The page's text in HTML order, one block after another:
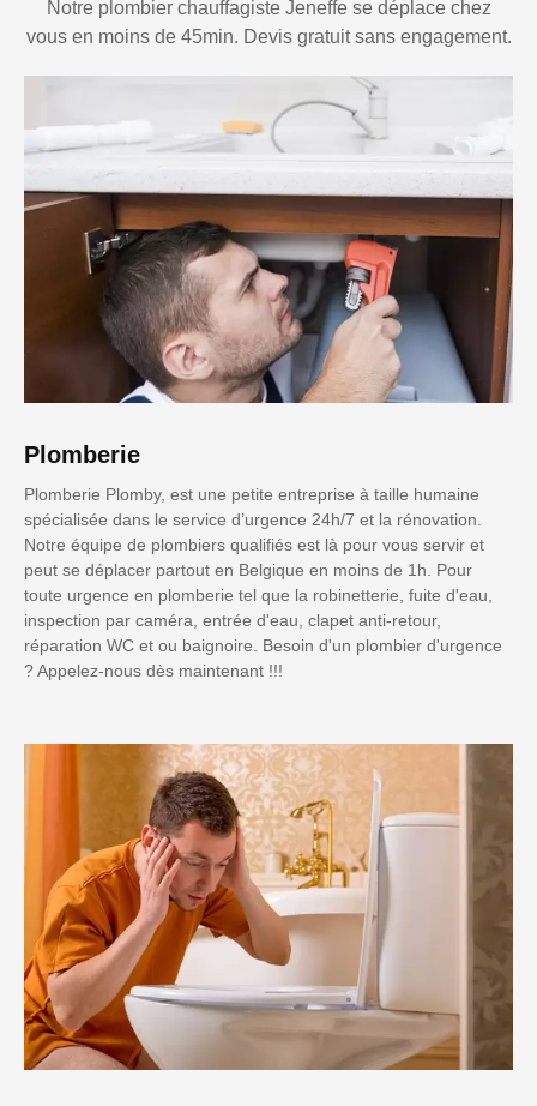
Notre plombier chauffagiste Jeneffe se déplace chez
vous en moins de 45min. Devis gratuit sans engagement.
Plomberie
Plomberie Plomby, est une petite entreprise à taille humaine
spécialisée dans le service d’urgence 24h/7 et la rénovation.
Notre équipe de plombiers qualifiés est là pour vous servir et
peut se déplacer partout en Belgique en moins de 1h. Pour
toute urgence en plomberie tel que la robinetterie, fuite d'eau,
inspection par caméra, entrée d'eau, clapet anti-retour,
réparation WC et ou baignoire. Besoin d'un plombier d'urgence
? Appelez-nous dès maintenant !!!